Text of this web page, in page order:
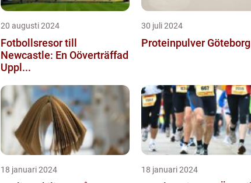
20 augusti 2024
Fotbollsresor till
Newcastle: En Oöverträffad
Uppl...
30 juli 2024
Proteinpulver Göteborg
18 januari 2024 18 januari 2024